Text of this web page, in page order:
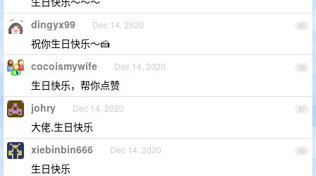
85
dingyx99 Dec 14, 2020
祝你生日快乐～🍰
86
cocoismywife Dec 14, 2020
生日快乐，帮你点赞
87
johry Dec 14, 2020
大佬,生日快乐
88
xiebinbin666 Dec 14, 2020
生日快乐